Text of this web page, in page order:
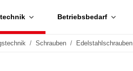
Betriebsbedarf
Schrauben Edelstahlschrauben